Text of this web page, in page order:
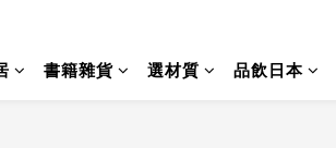
書籍雜貨 選材質 品飲日本